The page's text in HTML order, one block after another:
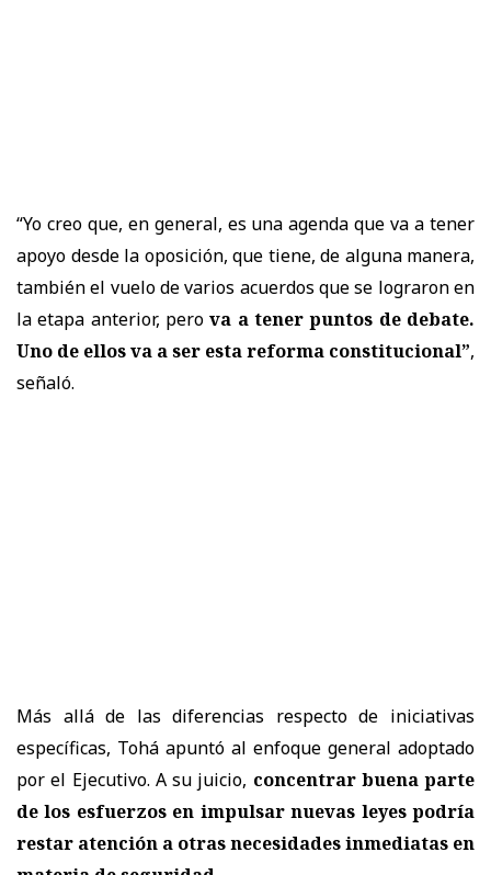
“Yo creo que, en general, es una agenda que va a tener
apoyo desde la oposición, que tiene, de alguna manera,
también el vuelo de varios acuerdos que se lograron en
la etapa anterior, perova a tener puntos de debate.
Uno de ellos va a ser esta reforma constitucional”,
señaló.
Más allá de las diferencias respecto de iniciativas
específicas, Tohá apuntó al enfoque general adoptado
por el Ejecutivo. A su juicio, concentrar buena parte
de los esfuerzos en impulsar nuevas leyes podría
restar atención a otras necesidades inmediatas en